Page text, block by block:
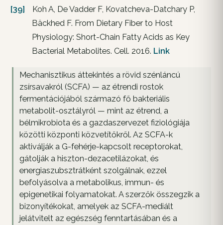
[39]
Koh A, De Vadder F, Kovatcheva-Datchary P,
Bäckhed F. From Dietary Fiber to Host
Physiology: Short-Chain Fatty Acids as Key
Bacterial Metabolites. Cell. 2016. Link
Mechanisztikus áttekintés a rövid szénláncú
zsírsavakról (SCFA) — az étrendi rostok
fermentációjából származó fő bakteriális
metabolit-osztályról — mint az étrend, a
bélmikrobiota és a gazdaszervezet fiziológiája
közötti központi közvetítőkről. Az SCFA-k
aktiválják a G-fehérje-kapcsolt receptorokat,
gátolják a hiszton-dezacetilázokat, és
energiaszubsztrátként szolgálnak, ezzel
befolyásolva a metabolikus, immun- és
epigenetikai folyamatokat. A szerzők összegzik a
bizonyítékokat, amelyek az SCFA-mediált
jelátvitelt az egészség fenntartásában és a